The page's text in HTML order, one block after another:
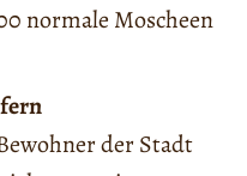
normale Moscheen
der Stadt